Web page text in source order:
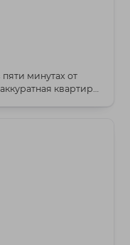
минутах от